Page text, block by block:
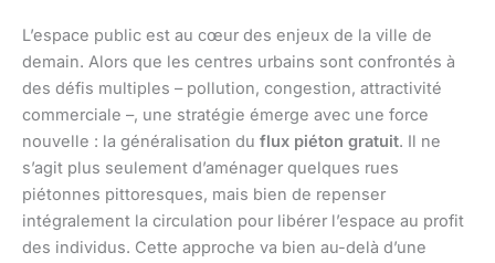
L’espace public est au cœur des enjeux de la ville de
demain. Alors que les centres urbains sont confrontés à
des défis multiples – pollution, congestion, attractivité
commerciale –, une stratégie émerge avec une force
nouvelle : la généralisation du flux piéton gratuit. Il ne
s’agit plus seulement d’aménager quelques rues
piétonnes pittoresques, mais bien de repenser
intégralement la circulation pour libérer l’espace au profit
des individus. Cette approche va bien au-delà d’une